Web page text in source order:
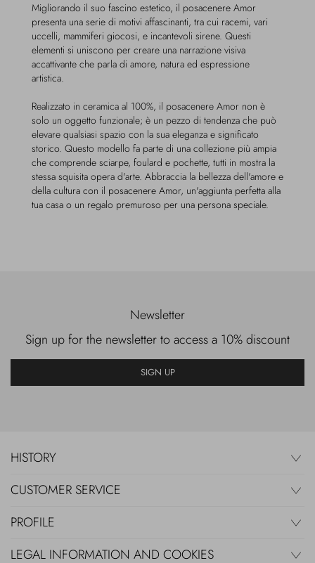
Migliorando il suo fascino estetico, il posacenere Amor
presenta una serie di motivi affascinanti, tra cui racemi, vari
uccelli, mammiferi giocosi, e incantevoli sirene. Questi
elementi si uniscono per creare una narrazione visiva
accattivante che parla di amore, natura ed espressione
artistica.
Realizzato in ceramica al 100%, il posacenere Amor non è
solo un oggetto funzionale; è un pezzo di tendenza che può
elevare qualsiasi spazio con la sua eleganza e significato
storico. Questo modello fa parte di una collezione più ampia
che comprende sciarpe, foulard e pochette, tutti in mostra la
stessa squisita opera d'arte. Abbraccia la bellezza dell'amore e
della cultura con il posacenere Amor, un'aggiunta perfetta alla
tua casa o un regalo premuroso per una persona speciale.
Newsletter
Sign up for the newsletter to access a 10% discount
SIGN UP
HISTORY
CUSTOMER SERVICE
PROFILE
LEGAL INFORMATION AND COOKIES